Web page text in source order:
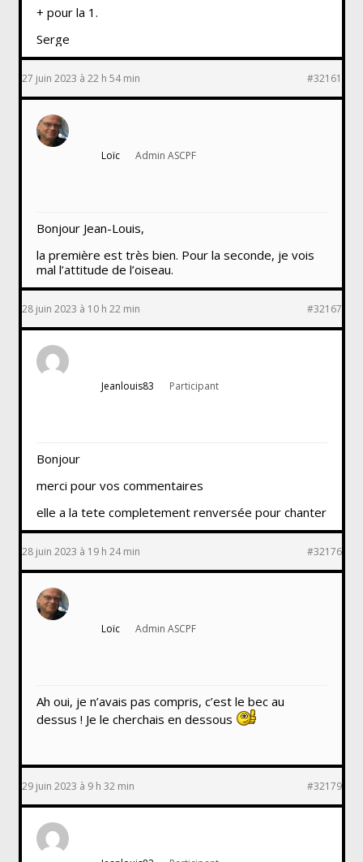
+ pour la 1.
Serge
27 juin 2023 à 22 h 54 min #32161
Loïc Admin ASCPF
Bonjour Jean-Louis,
la première est très bien. Pour la seconde, je vois
mal l’attitude de l’oiseau.
28 juin 2023 à 10 h 22 min #32167
Jeanlouis83 Participant
Bonjour
merci pour vos commentaires
elle a la tete completement renversée pour chanter
28 juin 2023 à 19 h 24 min #32176
Loïc Admin ASCPF
Ah oui, je n’avais pas compris, c’est le bec au
dessus ! Je le cherchais en dessous
29 juin 2023 à 9 h 32 min #32179